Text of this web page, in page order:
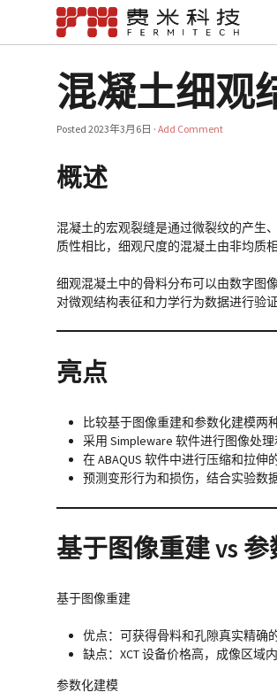
混凝土细观
Posted2023年3月6日 ·Add Comment
概述
混凝土的宏观裂缝是通过微裂纹的产生
质性相比，细观尺度的混凝土由非均质
细观混凝土中的骨料分布可以由数字图
对微观结构表征和力学行为数据进行验
亮点
比较基于图像重建和参数化建模两
采用 Simpleware 软件进行图像处
在 ABAQUS 软件中进行压缩和拉伸
预测变形行为和损伤，结合实验数
基于图像重建 vs
基于图像重建
优点：可获得骨料和孔隙真实精确
缺点：XCT 设备价格高，成像区域
参数化建模